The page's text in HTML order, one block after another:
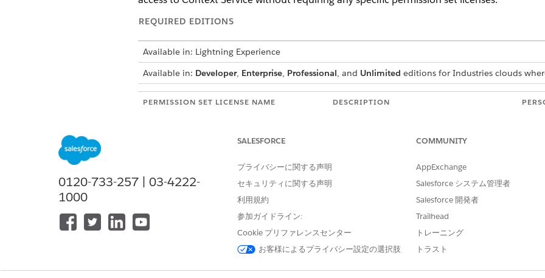
REQUIRED EDITIONS
Available in: Lightning Experience
Available in: Developer, Enterprise, Professional, and Unlimited editions for Industries clouds
PERMISSION SET LICENSE NAME DESCRIPTION
and read and write access to all context
To view the count of Context Service permission set licenses that are available in your
Information
If you need more permission set licenses besides the ones that the Context Service
contact your Salesforce account executive.
0120-733-257 | 03-4222-
1000
SALESFORCE
プライバシーに関する声明
セキュリティに関する声明
利用規約
参加ガイドライン:
Cookie プリファレンスセンター
お客様によるプライバシー設定の選択肢
COMMUNITY
AppExchange
Salesforce システム管理者
Salesforce 開発者
Trailhead
トレーニング
トラスト